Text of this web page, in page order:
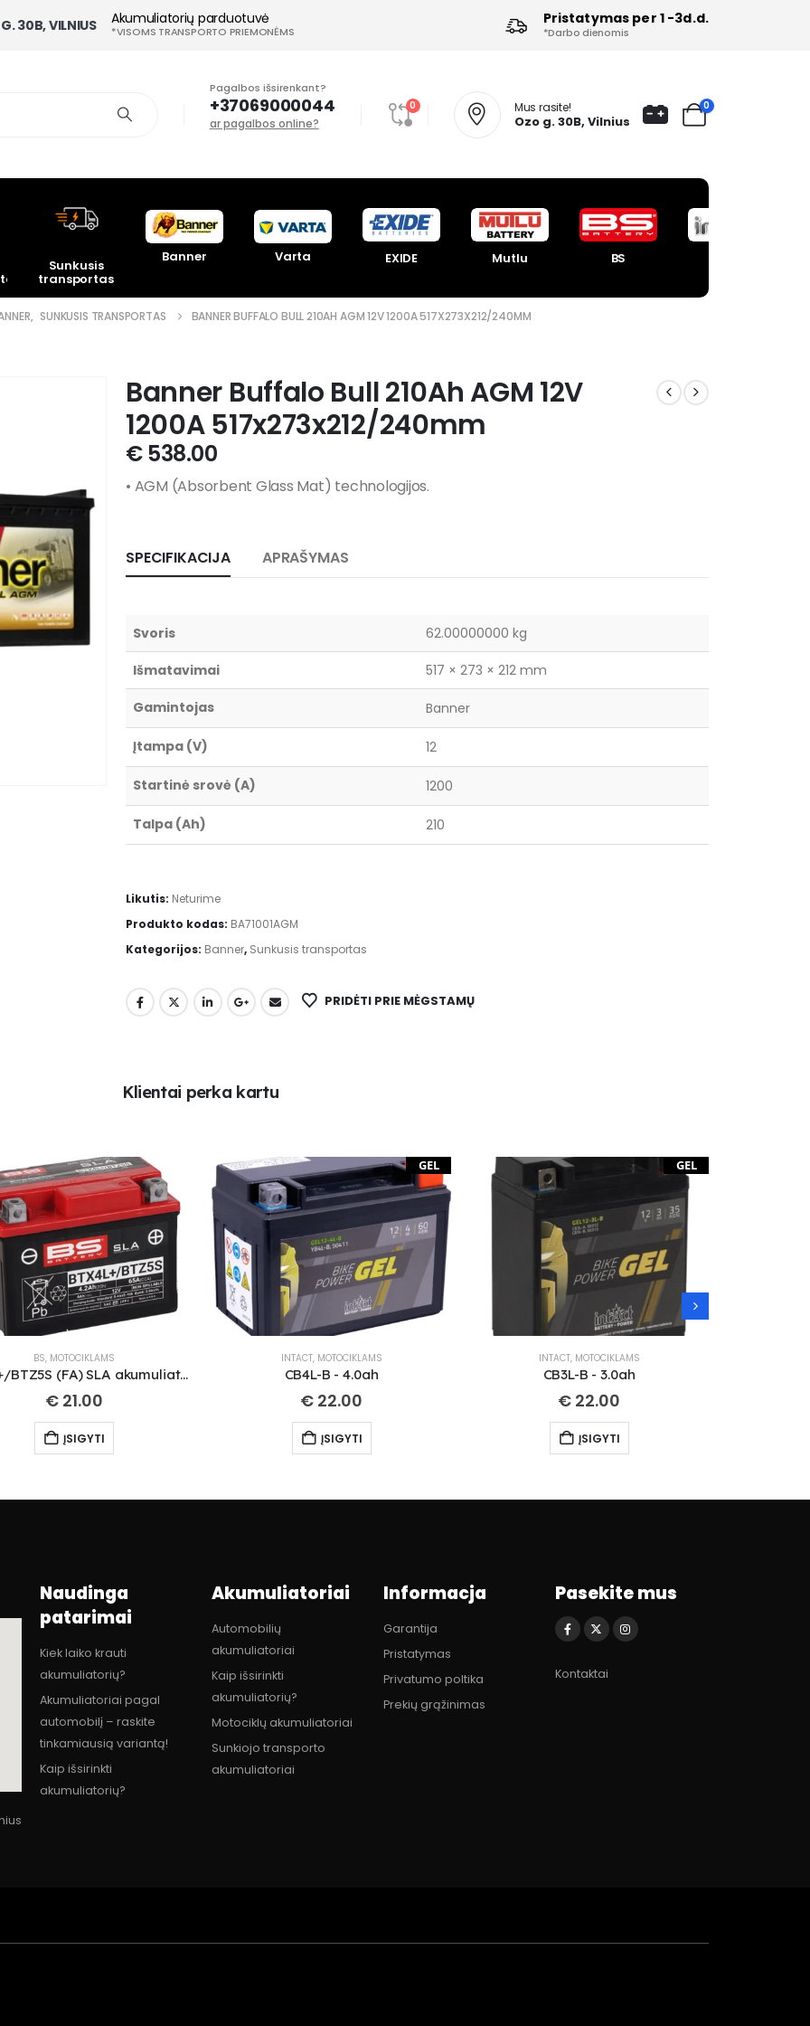
30B, VILNIUS Akumuliatorių parduotuvė
*VISOMS TRANSPORTO PRIEMONĖMS
Pristatymas per 1 -3d.d.
*Darbo dienomis
Pagalbos išsirenkant?
+37069000044
ar pagalbos online?
0 Mus rasite!
Ozo g. 30B, Vilnius
0
Sunkusis
transportas
Banner Varta EXIDE Mutlu BS
, SUNKUSIS TRANSPORTAS BANNER BUFFALO BULL 210AH AGM 12V 1200A 517X273X212/240MM
Banner Buffalo Bull 210Ah AGM 12V
1200A 517x273x212/240mm
€538.00
• AGM (Absorbent Glass Mat) technologijos.
SPECIFIKACIJA APRAŠYMAS
Svoris 62.00000000 kg
Išmatavimai 517 × 273 × 212 mm
Gamintojas Banner
Įtampa (V) 12
Startinė srovė (A) 1200
Talpa (Ah) 210
Likutis: Neturime
Produkto kodas: BA71001AGM
Kategorijos: Banner, Sunkusis transportas
PRIDĖTI PRIE MĖGSTAMŲ
Klientai perka kartu
BS, MOTOCIKLAMS
BTX4L+/BTZ5S (FA) SLA akumuliatorius
€21.00
ĮSIGYTI
GEL
INTACT, MOTOCIKLAMS
CB4L-B - 4.0ah
€ 22.00
ĮSIGYTI
GEL
INTACT, MOTOCIKLAMS
CB3L-B - 3.0ah
€ 22.00
ĮSIGYTI
Naudinga
patarimai
Kiek laiko krauti
akumuliatorių?
Akumuliatoriai pagal
automobilį – raskite
tinkamiausią variantą!
Kaip išsirinkti
akumuliatorių?
Akumuliatoriai
Automobilių
akumuliatoriai
Kaip išsirinkti
akumuliatorių?
Motociklų akumuliatoriai
Sunkiojo transporto
akumuliatoriai
Informacja
Garantija
Pristatymas
Privatumo poltika
Prekių grąžinimas
Pasekite mus
Kontaktai